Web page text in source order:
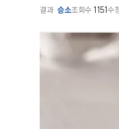
결과 승소조회수 1151수